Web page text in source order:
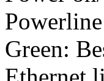
Green: